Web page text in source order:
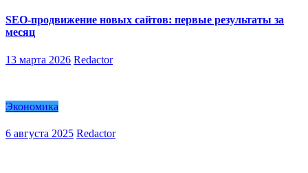
SEO-продвижение новых сайтов: первые результаты за
месяц
13 марта 2026 Redactor
Экономика
6 августа 2025 Redactor